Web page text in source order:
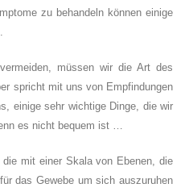
zu behandeln können einige
müssen wir die Art des
spricht mit uns von Empfindungen
einige sehr wichtige Dinge, die wir
es nicht bequem ist …
mit einer Skala von Ebenen, die
das Gewebe um sich auszuruhen